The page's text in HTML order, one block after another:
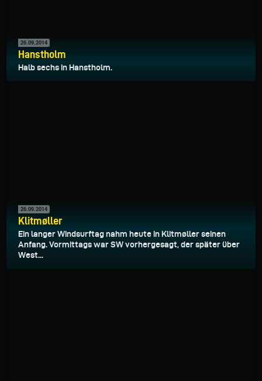
26.09.2014
Hanstholm
Halb sechs in Hanstholm.
26.09.2014
Klitmøller
Ein langer Windsurftag nahm heute in Klitmøller seinen
Anfang. Vormittags war SW vorhergesagt, der später über
West...